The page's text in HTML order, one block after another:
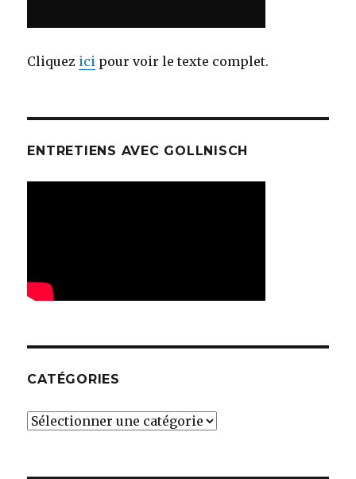
Cliquez ici pour voir le texte complet.
ENTRETIENS AVEC GOLLNISCH
CATÉGORIES
Catégories